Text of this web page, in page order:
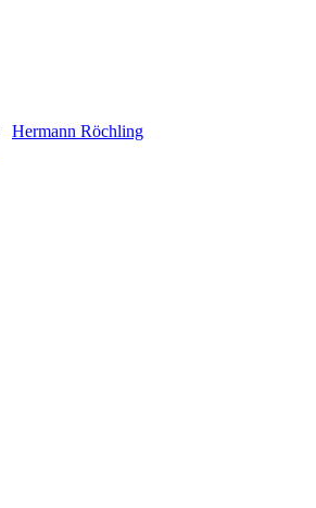
Hermann Röchling